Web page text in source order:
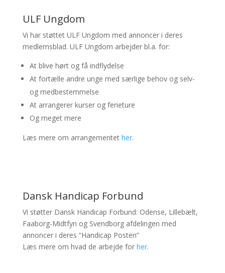
ULF Ungdom
Vi har støttet ULF Ungdom med annoncer i deres
medlemsblad. ULF Ungdom arbejder bl.a. for:
At blive hørt og få indflydelse
At fortælle andre unge med særlige behov og selv-
og medbestemmelse
At arrangerer kurser og ferieture
Og meget mere
Læs mere om arrangementet her.
Dansk Handicap Forbund
Vi støtter Dansk Handicap Forbund: Odense, Lillebælt,
Faaborg-Midtfyn og Svendborg afdelingen med
annoncer i deres “Handicap Posten”
Læs mere om hvad de arbejde for her.